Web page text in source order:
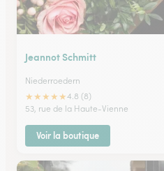
Jeannot Schmitt
Niederroedern
★★★★★4.8 (8)
53, rue de la Haute-Vienne
Voir la boutique